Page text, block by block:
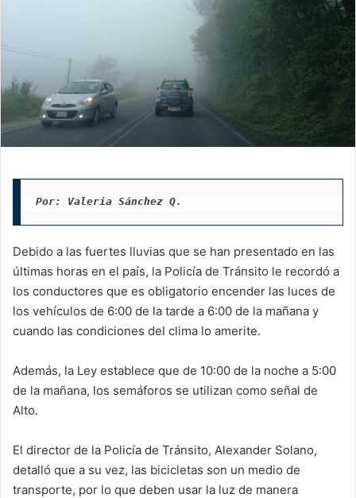
Por: Valeria Sánchez Q.
Debido a las fuertes lluvias que se han presentado en las
últimas horas en el país, la Policía de Tránsito le recordó a
los conductores que es obligatorio encender las luces de
los vehículos de 6:00 de la tarde a 6:00 de la mañana y
cuando las condiciones del clima lo amerite.
Además, la Ley establece que de 10:00 de la noche a 5:00
de la mañana, los semáforos se utilizan como señal de
Alto.
El director de la Policía de Tránsito, Alexander Solano,
detalló que a su vez, las bicicletas son un medio de
transporte, por lo que deben usar la luz de manera